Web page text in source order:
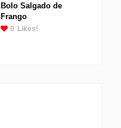
Bolo Salgado de
Frango
0 Likes!